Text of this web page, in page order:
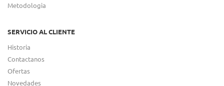
Metodologia
SERVICIO AL CLIENTE
Historia
Contactanos
Ofertas
Novedades